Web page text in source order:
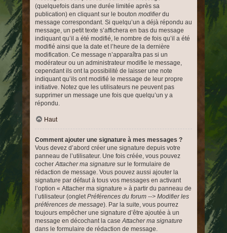
(quelquefois dans une durée limitée après sa
publication) en cliquant sur le bouton modifierdu
message correspondant. Si quelqu’un a déjà répondu au
message, un petit texte s’affichera en bas du message
indiquant qu’il a été modifié, le nombre de fois qu’il a été
modifié ainsi que la date et l’heure de la dernière
modification. Ce message n’apparaîtra pas si un
modérateur ou un administrateur modifie le message,
cependant ils ont la possibilité de laisser une note
indiquant qu’ils ont modifié le message de leur propre
initiative. Notez que les utilisateurs ne peuvent pas
supprimer un message une fois que quelqu’un y a
répondu.
Haut
Comment ajouter une signature à mes messages ?
Vous devez d’abord créer une signature depuis votre
panneau de l’utilisateur. Une fois créée, vous pouvez
cocherAttacher ma signature sur le formulaire de
rédaction de message. Vous pouvez aussi ajouter la
signature par défaut à tous vos messages en activant
l’option « Attacher ma signature » à partir du panneau de
l’utilisateur (ongletPréférences du forum --> Modifier les
préférences de message). Par la suite, vous pourrez
toujours empêcher une signature d’être ajoutée à un
message en décochant la caseAttacher ma signature
dans le formulaire de rédaction de message.